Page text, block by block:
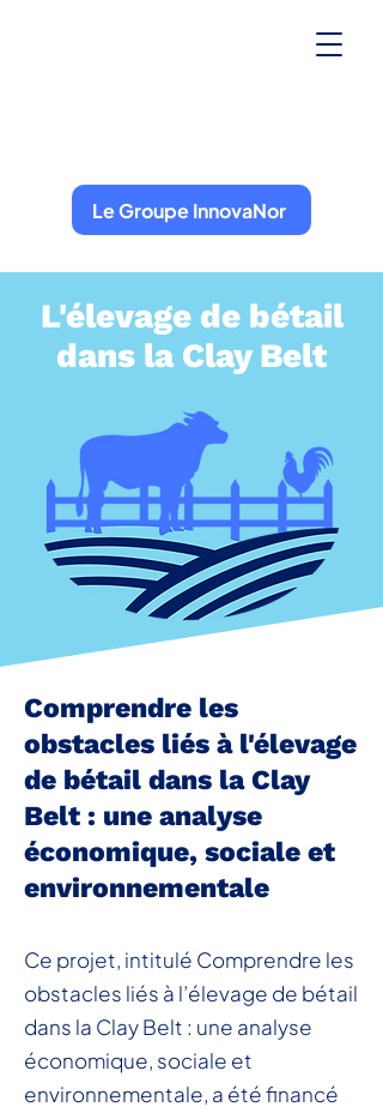
Le Groupe InnovaNor
L'élevage de bétail
dans la Clay Belt
Comprendre les
obstacles liés à l'élevage
de bétail dans la Clay
Belt : une analyse
économique, sociale et
environnementale
Ce projet, intitulé Comprendre les
obstacles liés à l’élevage de bétail
dans la Clay Belt : une analyse
économique, sociale et
environnementale, a été financé